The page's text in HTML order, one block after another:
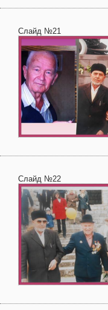
Слайд №21
Слайд №22